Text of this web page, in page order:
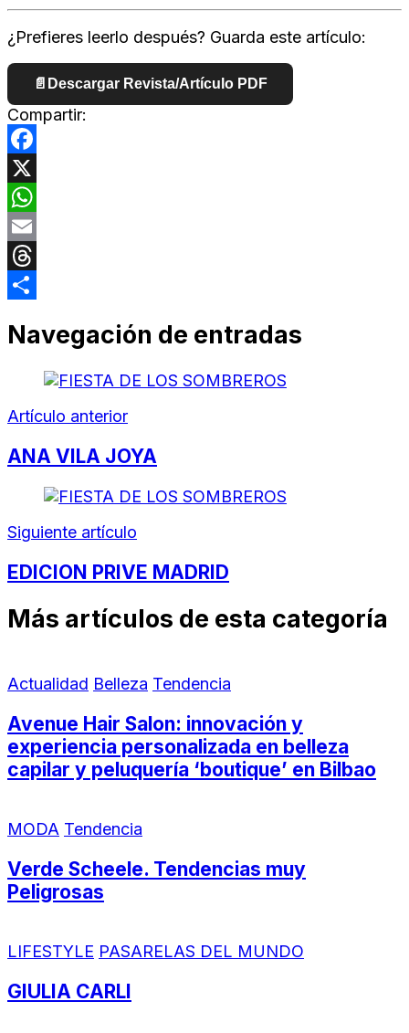
¿Prefieres leerlo después? Guarda este artículo:
📄 Descargar Revista/Artículo PDF
Compartir:
Facebook
X
WhatsApp
Email
Threads
Navegación de entradas
Artículo anterior
ANA VILA JOYA
Siguiente artículo
EDICION PRIVE MADRID
Más artículos de esta categoría
Actualidad Belleza Tendencia
Avenue Hair Salon: innovación y
experiencia personalizada en belleza
capilar y peluquería ‘boutique’ en Bilbao
MODA Tendencia
Verde Scheele. Tendencias muy
Peligrosas
LIFESTYLE PASARELAS DEL MUNDO
GIULIA CARLI